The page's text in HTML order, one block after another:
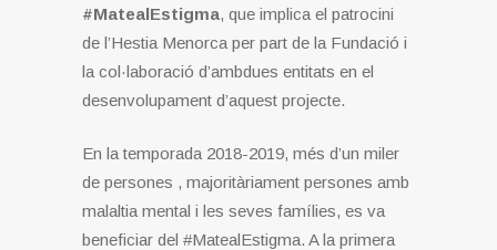
#MatealEstigma, que implica el patrocini
de l’Hestia Menorca per part de la Fundació i
la col·laboració d’ambdues entitats en el
desenvolupament d’aquest projecte.
En la temporada 2018-2019, més d’un miler
de persones , majoritàriament persones amb
malaltia mental i les seves famílies, es va
beneficiar del #MatealEstigma. A la primera